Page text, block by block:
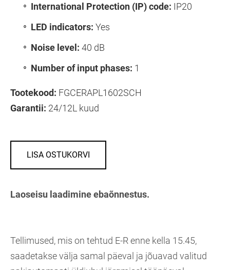
International Protection (IP) code: IP20
LED indicators: Yes
Noise level: 40 dB
Number of input phases: 1
Tootekood: FGCERAPL1602SCH
Garantii: 24/12L kuud
LISA OSTUKORVI
Laoseisu laadimine ebaõnnestus.
Tellimused, mis on tehtud E-R enne kella 15.45,
saadetakse välja samal päeval ja jõuavad valitud